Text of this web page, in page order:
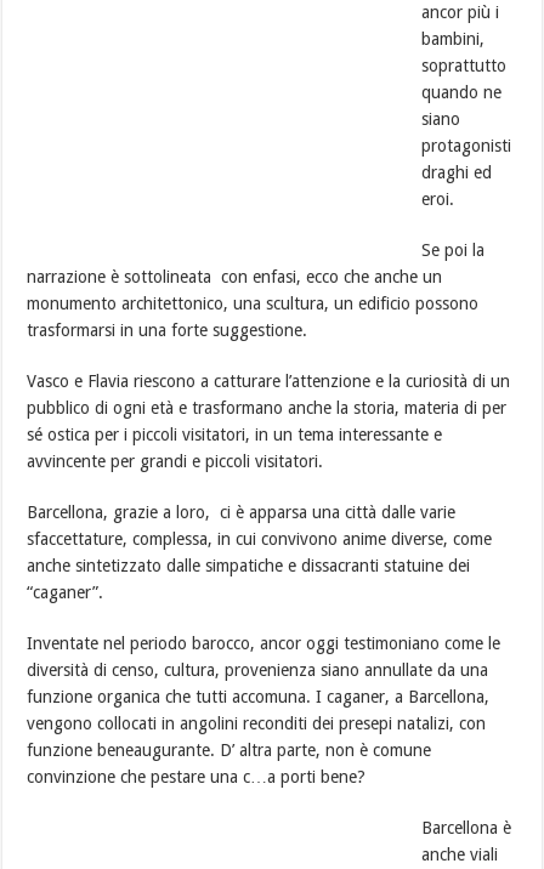
ancor più i
bambini,
soprattutto
quando ne
siano
protagonisti
draghi ed
eroi.
Se poi la
narrazione è sottolineata con enfasi, ecco che anche un
monumento architettonico, una scultura, un edificio possono
trasformarsi in una forte suggestione.
Vasco e Flavia riescono a catturare l’attenzione e la curiosità di un
pubblico di ogni età e trasformano anche la storia, materia di per
sé ostica per i piccoli visitatori, in un tema interessante e
avvincente per grandi e piccoli visitatori.
Barcellona, grazie a loro, ci è apparsa una città dalle varie
sfaccettature, complessa, in cui convivono anime diverse, come
anche sintetizzato dalle simpatiche e dissacranti statuine dei
“caganer”.
Inventate nel periodo barocco, ancor oggi testimoniano come le
diversità di censo, cultura, provenienza siano annullate da una
funzione organica che tutti accomuna. I caganer, a Barcellona,
vengono collocati in angolini reconditi dei presepi natalizi, con
funzione beneaugurante. D’ altra parte, non è comune
convinzione che pestare una c…a porti bene?
Barcellona è
anche viali